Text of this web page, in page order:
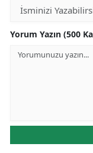
Yorum Yazın (500